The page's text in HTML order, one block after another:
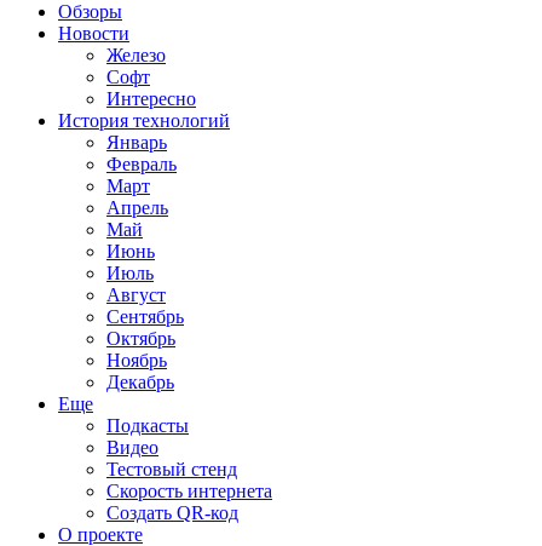
Обзоры
Новости
Железо
Софт
Интересно
История технологий
Январь
Февраль
Март
Апрель
Май
Июнь
Июль
Август
Сентябрь
Октябрь
Ноябрь
Декабрь
Еще
Подкасты
Видео
Тестовый стенд
Скорость интернета
Создать QR-код
О проекте